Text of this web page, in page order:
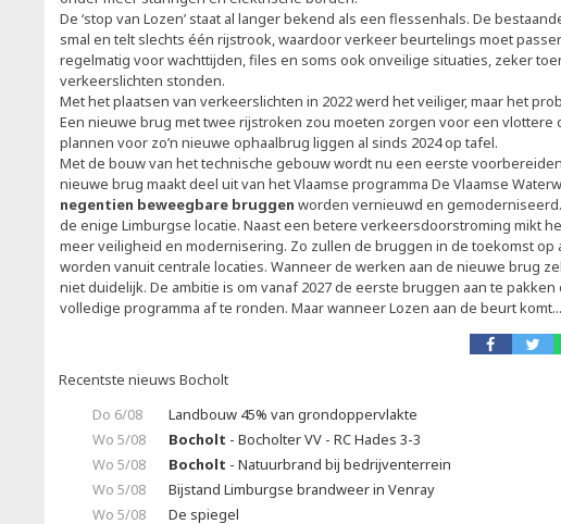
De ‘stop van Lozen’ staat al langer bekend als een flessenhals. De
smal en telt slechts één rijstrook, waardoor verkeer beurtelings moet
regelmatig voor wachttijden, files en soms ook onveilige situaties, zeker
verkeerslichten stonden.
Met het plaatsen van verkeerslichten in 2022 werd het veiliger, maar het
Een nieuwe brug met twee rijstroken zou moeten zorgen voor een vlottere
plannen voor zo’n nieuwe ophaalbrug liggen al sinds 2024 op tafel.
Met de bouw van het technische gebouw wordt nu een eerste
nieuwe brug maakt deel uit van het Vlaamse programma De Vlaamse
negentien beweegbare bruggen worden vernieuwd en
de enige Limburgse locatie. Naast een betere verkeersdoorstroming mikt
meer veiligheid en modernisering. Zo zullen de bruggen in de toekomst op
worden vanuit centrale locaties. Wanneer de werken aan de nieuwe brug
niet duidelijk. De ambitie is om vanaf 2027 de eerste bruggen aan te pakken
volledige programma af te ronden. Maar wanneer Lozen aan de beurt komt...
Recentste nieuws Bocholt
Do 6/08
Landbouw 45% van grondoppervlakte
Wo 5/08
Bocholt - Bocholter VV - RC Hades 3-3
Wo 5/08
Bocholt - Natuurbrand bij bedrijventerrein
Wo 5/08
Bijstand Limburgse brandweer in Venray
Wo 5/08
De spiegel